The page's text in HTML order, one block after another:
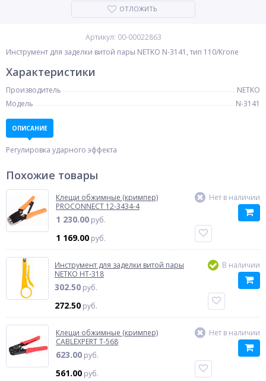
ОТЛОЖИТЬ
Артикул: 00-00022863
Инструмент для заделки витой пары NETKO N-3141, тип 110/Krone
Характеристики
Производитель
NETKO
Модель
N-3141
ОПИСАНИЕ
Регулировка ударного эффекта
Похожие товары
Клещи обжимные (кримпер)
PROCONNECT 12-3434-4
1 230.00 руб.
1 169.00 руб.
Нет в наличии
Инструмент для заделки витой пары
NETKO HT-318
302.50 руб.
272.50 руб.
В наличии
Клещи обжимные (кримпер)
CABLEXPERT T-568
623.00 руб.
561.00 руб.
Нет в наличии